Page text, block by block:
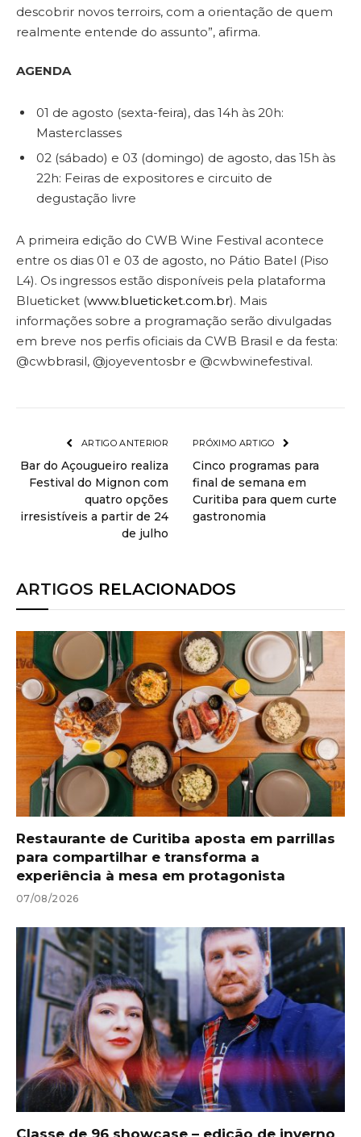
descobrir novos terroirs, com a orientação de quem
realmente entende do assunto”, afirma.
AGENDA
01 de agosto (sexta-feira), das 14h às 20h:
Masterclasses
02 (sábado) e 03 (domingo) de agosto, das 15h às
22h: Feiras de expositores e circuito de
degustação livre
A primeira edição do CWB Wine Festival acontece
entre os dias 01 e 03 de agosto, no Pátio Batel (Piso
L4). Os ingressos estão disponíveis pela plataforma
Blueticket (www.blueticket.com.br). Mais
informações sobre a programação serão divulgadas
em breve nos perfis oficiais da CWB Brasil e da festa:
@cwbbrasil, @joyeventosbr e @cwbwinefestival.
ARTIGO ANTERIOR
Bar do Açougueiro realiza
Festival do Mignon com
quatro opções
irresistíveis a partir de 24
de julho
PRÓXIMO ARTIGO
Cinco programas para
final de semana em
Curitiba para quem curte
gastronomia
ARTIGOS RELACIONADOS
Restaurante de Curitiba aposta em parrillas
para compartilhar e transforma a
experiência à mesa em protagonista
07/08/2026